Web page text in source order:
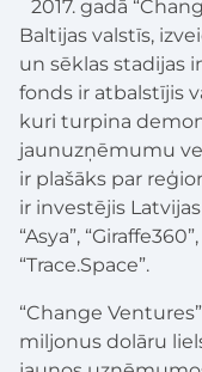
2017. gadā
Baltijas valstīs,
un sēklas stadijas
fonds ir atbalstījis
kuri turpina
jaunuzņēmumu
ir plašāks par
ir investējis
“Asya”,
“Trace.Space”.
“Change
miljonus dolāru